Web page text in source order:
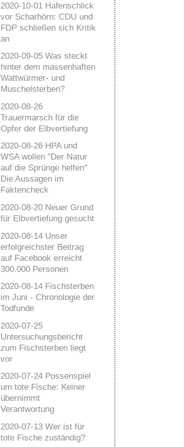
2020-10-01 Hafenschlick
vor Scharhörn: CDU und
FDP schließen sich Kritik
an
2020-09-05 Was steckt
hinter dem massenhaften
Wattwürmer- und
Muschelsterben?
2020-08-26
Trauermarsch für die
Opfer der Elbvertiefung
2020-08-26 HPA und
WSA wollen "Der Natur
auf die Sprünge helfen"
Die Aussagen im
Faktencheck
2020-08-20 Neuer Grund
für Elbvertiefung gesucht
2020-08-14 Unser
erfolgreichster Beitrag
auf Facebook erreicht
300.000 Personen
2020-08-14 Fischsterben
im Juni - Chronologie der
Todfunde
2020-07-25
Untersuchungsbericht
zum Fischsterben liegt
vor
2020-07-24 Possenspiel
um tote Fische: Keiner
übernimmt
Verantwortung
2020-07-13 Wer ist für
tote Fische zuständig?